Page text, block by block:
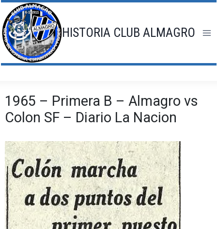
Saltar
al
contenido
HISTORIA CLUB ALMAGRO
1965 – Primera B – Almagro vs
Colon SF – Diario La Nacion